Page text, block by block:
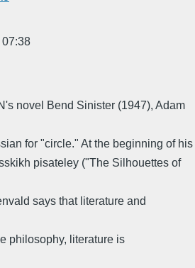
07:38
novel Bend Sinister (1947), Adam
for "circle." At the beginning of his
pisateley ("The Silhouettes of
says that literature and
philosophy, literature is